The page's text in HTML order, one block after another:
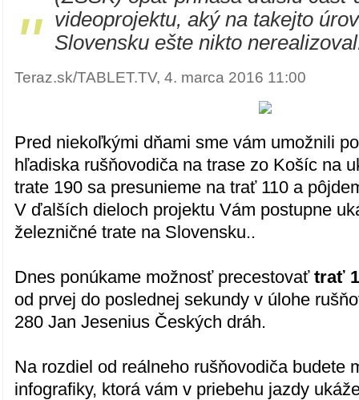
"
videoprojektu, aký na takejto
Slovensku ešte nikto
Teraz.sk/TABLET.TV, 4. marca 2016 11:00
Pred niekoľkými dňami sme vám umožnili
hľadiska rušňovodiča na trase zo Košíc na
trate 190 sa presunieme na trať 110 a
V ďalších dieloch projektu Vám postupne
železničné trate na Slovensku..
Dnes ponúkame možnosť precestovaťtrať
od prvej do poslednej sekundy v úlohe
280 Jan Jesenius Českých dráh.
Na rozdiel od reálneho rušňovodiča budete
infografiky, ktorá vám v priebehu jazdy